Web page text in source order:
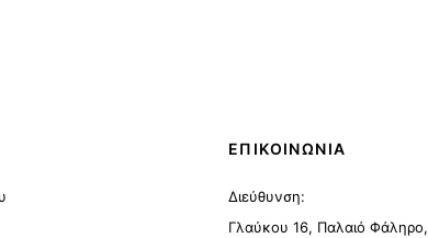
ΕΠΙΚΟΙΝΩΝΙΑ
Διεύθυνση:
Γλαύκου 16, Παλαιό